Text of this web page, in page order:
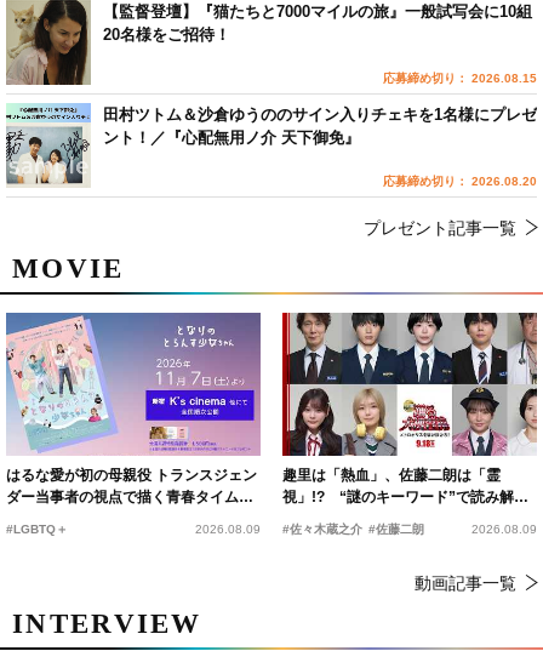
MOVIE
はるな愛が初の母親役 トランスジェン
ダー当事者の視点で描く青春タイムス
#LGBTQ＋ 2026.08.09
趣里は「熱血」、佐藤二朗は「霊
視」!? “謎のキーワード”で読み解く
#佐々木蔵之介 #佐藤二朗 2026.08.09
動画記事一覧
INTERVIEW
【監督登壇】『猫たちと7000マイルの旅』一般試写会に10組
20名様をご招待！
応募締め切り： 2026.08.15
田村ツトム＆沙倉ゆうののサイン入りチェキを1名様にプレゼ
ント！／『心配無用ノ介 天下御免』
応募締め切り： 2026.08.20
プレゼント記事一覧